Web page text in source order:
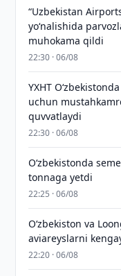
“Uzbekistan
yo‘nalishida
muhokama qildi
22:30 · 06/08
YXHT
uchun
quvvatlaydi
22:30 · 06/08
O‘zbekistonda
tonnaga yetdi
22:25 · 06/08
Oʻzbekiston va
aviareyslarni
22:20 · 06/08